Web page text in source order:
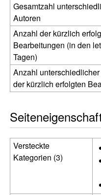
Gesamtzahl
Autoren
Anzahl der kürzlich
Bearbeitungen (in den
Tagen)
Anzahl
der kürzlich erfolgten
Versteckte
Kategorien (3)